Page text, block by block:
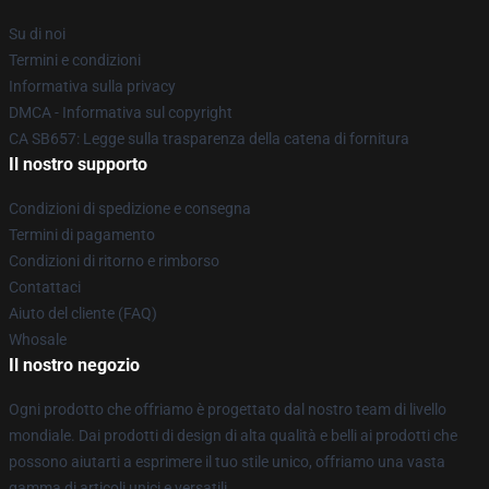
Su di noi
Termini e condizioni
Informativa sulla privacy
DMCA - Informativa sul copyright
CA SB657: Legge sulla trasparenza della catena di fornitura
Il nostro supporto
Condizioni di spedizione e consegna
Termini di pagamento
Condizioni di ritorno e rimborso
Contattaci
Aiuto del cliente (FAQ)
Whosale
Il nostro negozio
Ogni prodotto che offriamo è progettato dal nostro team di livello
mondiale. Dai prodotti di design di alta qualità e belli ai prodotti che
possono aiutarti a esprimere il tuo stile unico, offriamo una vasta